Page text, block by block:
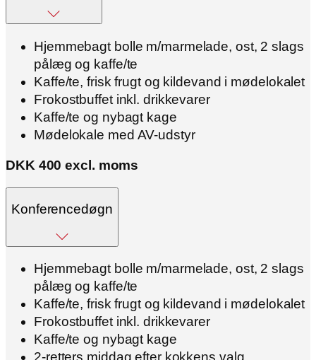
Hjemmebagt bolle m/marmelade, ost, 2 slags
pålæg og kaffe/te
Kaffe/te, frisk frugt og kildevand i mødelokalet
Frokostbuffet inkl. drikkevarer
Kaffe/te og nybagt kage
Mødelokale med AV-udstyr
DKK 400 excl. moms
Konferencedøgn
Hjemmebagt bolle m/marmelade, ost, 2 slags
pålæg og kaffe/te
Kaffe/te, frisk frugt og kildevand i mødelokalet
Frokostbuffet inkl. drikkevarer
Kaffe/te og nybagt kage
2-retters middag efter kokkens valg